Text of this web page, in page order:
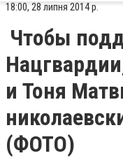
18:00, 28 липня 2014 р.
Чтобы
и Тоня
(ФОТО)